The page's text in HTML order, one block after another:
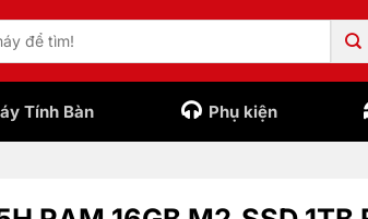
Tính Bàn Phụ kiện